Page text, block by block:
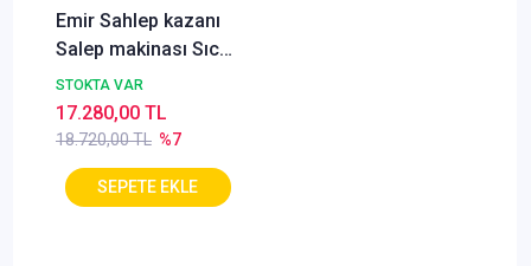
Emir Sahlep kazanı
Salep makinası Sıcak
Çikolata Bakır Model
Karıştırıcılı 7,5 litre
STOKTA VAR
18.720,00 TL %7
17.280,00 TL